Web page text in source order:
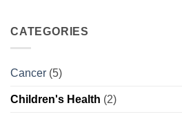
CATEGORIES
Cancer (5)
Children's Health (2)